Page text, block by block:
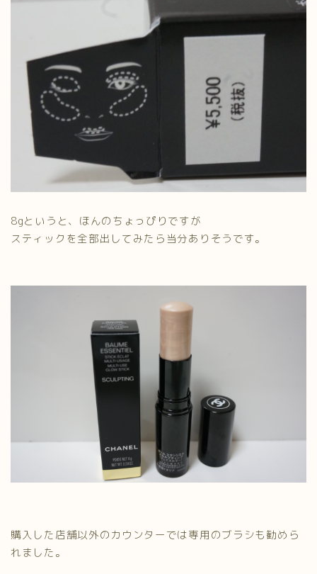
8gというと、ほんのちょっぴりですが
スティックを全部出してみたら当分ありそうです。
購入した店舗以外のカウンターでは専用のブラシも勧めら
れました。